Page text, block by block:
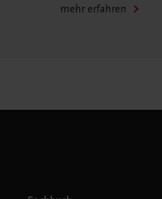
mehr erfahren